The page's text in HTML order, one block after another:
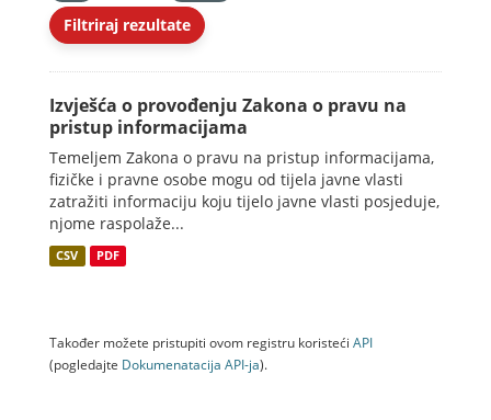
Filtriraj rezultate
Izvješća o provođenju Zakona o pravu na
pristup informacijama
Temeljem Zakona o pravu na pristup informacijama,
fizičke i pravne osobe mogu od tijela javne vlasti
zatražiti informaciju koju tijelo javne vlasti posjeduje,
njome raspolaže...
CSV PDF
Također možete pristupiti ovom registru koristeći API
(pogledajte Dokumenаtаcijа API-jа).